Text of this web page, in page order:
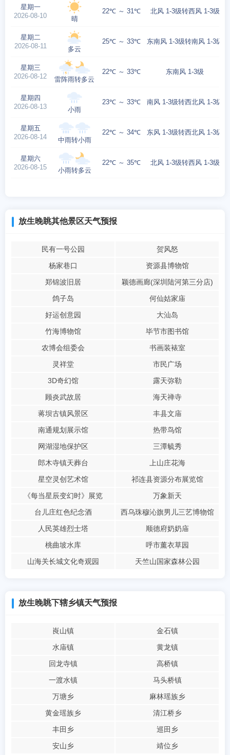
星期一
2026-08-10
晴
22℃ ～ 31℃ 北风 1-3级转西风 1-3级
星期二
2026-08-11
多云
25℃ ～ 33℃ 东南风 1-3级转南风 1-3级
星期三
2026-08-12
雷阵雨转多云
22℃ ～ 33℃ 东南风 1-3级
星期四
2026-08-13
小雨
23℃ ～ 33℃ 南风 1-3级转西北风 1-3级
星期五
2026-08-14
中雨转小雨
22℃ ～ 34℃ 东风 1-3级转西北风 1-3级
星期六
2026-08-15
小雨转多云
22℃ ～ 35℃ 北风 1-3级转西风 1-3级
放生晚眺其他景区天气预报
民有一号公园
贺风怒
杨家巷口
资源县博物馆
郑锦波旧居
颖德画廊(深圳陆河第三分店)
鸽子岛
何仙姑家庙
好运创意园
大汕岛
竹海博物馆
毕节市图书馆
农博会组委会
书画装裱室
灵祥堂
市民广场
3D奇幻馆
露天弥勒
顾炎武故居
海天禅寺
蒋坝古镇风景区
丰县文庙
南通规划展示馆
热带鸟馆
网湖湿地保护区
三潭毓秀
郎木寺镇天葬台
上山庄花海
星空灵创艺术馆
祁连县资源分布展览馆
《每当星辰变幻时》展览
万象新天
台儿庄红色纪念酒
西乌珠穆沁旗男儿三艺博物馆
人民英雄烈士塔
顺德府奶奶庙
桃曲坡水库
呼市薰衣草园
山海关长城文化奇观园
天竺山国家森林公园
放生晚眺下辖乡镇天气预报
崀山镇
金石镇
水庙镇
黄龙镇
回龙寺镇
高桥镇
一渡水镇
马头桥镇
万塘乡
麻林瑶族乡
黄金瑶族乡
清江桥乡
丰田乡
巡田乡
安山乡
靖位乡